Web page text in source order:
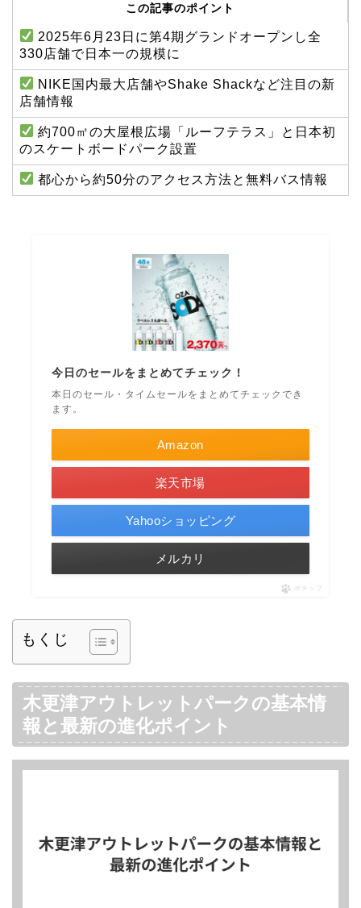
この記事のポイント
2025年6月23日に第4期グランドオープンし全
330店舗で日本一の規模に
NIKE国内最大店舗やShake Shackなど注目の新
店舗情報
約700㎡の大屋根広場「ルーフテラス」と日本初
のスケートボードパーク設置
都心から約50分のアクセス方法と無料バス情報
今日のセールをまとめてチェック！
本日のセール・タイムセールをまとめてチェックでき
ます。
Amazon
楽天市場
Yahooショッピング
メルカリ
ポチップ
もくじ
木更津アウトレットパークの基本情
報と最新の進化ポイント